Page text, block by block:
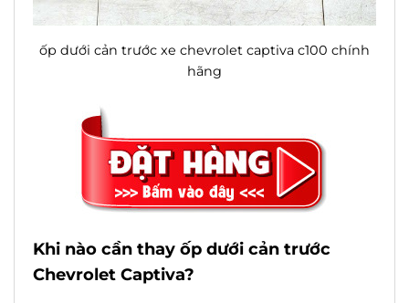
ốp dưới cản trước xe chevrolet captiva c100 chính
hãng
Khi nào cần thay ốp dưới cản trước
Chevrolet Captiva?